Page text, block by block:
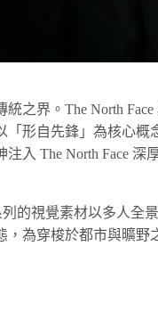
之界。The North
「形自先鋒」為核心概
注入 The North Face
的視覺素材以多人全
，為穿梭於都市與曠